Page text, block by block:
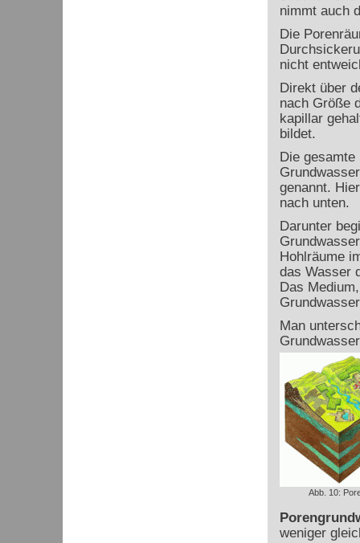
nimmt auch
Die
nicht
Direkt über
nach Größe
kapillar
bildet.
Die
genannt.
nach unten.
Darunter
Hohlräume
das Wasser
Das
Man
Abb. 10:
weniger